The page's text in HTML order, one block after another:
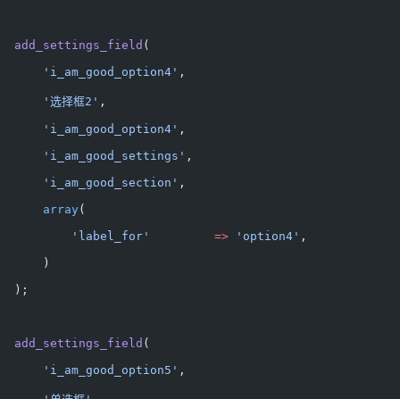
  add_settings_field
(
      'i_am_good_option4'
,
      '选择框2'
,
      'i_am_good_option4'
,
      'i_am_good_settings'
,
      'i_am_good_section'
,
      array
(
          'label_for'
         =>
'option4' ,
      )
  );
  add_settings_field
(
      'i_am_good_option5'
,